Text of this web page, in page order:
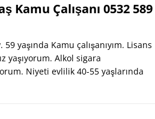
Kamu Çalışanı 0532 589
yaşında Kamu çalışanıyım. Lisans
yaşıyorum. Alkol sigara
Niyeti evlilik 40-55 yaşlarında